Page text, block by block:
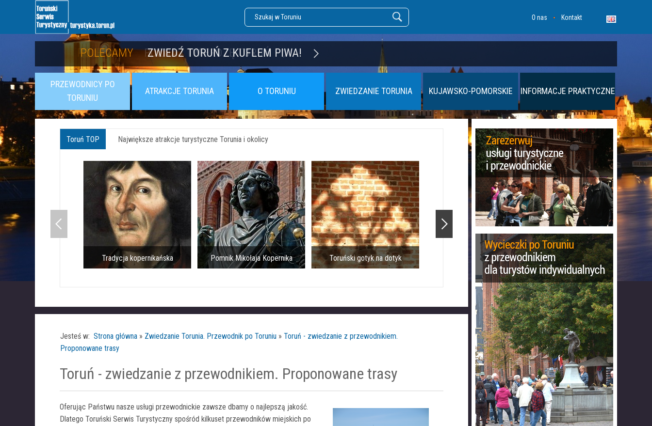
O nas Kontakt
POLECAMY POZNAJ TWIERDZĘ TORUŃ
PRZEWODNICY PO
TORUNIU
ATRAKCJE TORUNIA O TORUNIU ZWIEDZANIE TORUNIA KUJAWSKO-POMORSKIE INFORMACJE PRAKTYCZNE
Toruń TOP Największe atrakcje turystyczne Torunia i okolicy
Tradycja kopernikańska Pomnik Mikołaja Kopernika Toruński gotyk na dotyk Ratusz Staromiejski Katedra Świętojańska
Jesteś w: Strona główna » Zwiedzanie Torunia. Przewodnik po Toruniu » Toruń - zwiedzanie z przewodnikiem.
Proponowane trasy
Toruń - zwiedzanie z przewodnikiem. Proponowane trasy
Oferując Państwu nasze usługi przewodnickie zawsze dbamy o najlepszą jakość.
Dlatego Toruński Serwis Turystyczny spośród kilkuset przewodników miejskich po